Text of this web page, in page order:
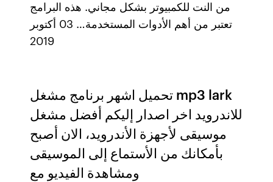
من النت للكمبيوتر بشكل مجاني. هذه البرامج
تعتبر من أهم الأدوات المستخدمة… 03 أكتوبر
2019
تحميل اشهر برنامج مشغل mp3 lark
للاندرويد اخر اصدار إليكم أفضل مشغل
موسيقى لأجهزة الأندرويد، الان أصبح
بأمكانك من الأستماع إلى الموسيقى
ومشاهدة الفيديو مع